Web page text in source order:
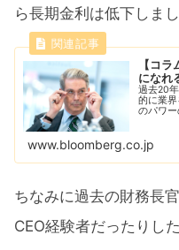
ら長期金利は低下しまし
【コ
になれ
過去20
的に業
のパワ
www.bloomberg.co.jp
ちなみに過去の財務長
CEO経験者だったりし